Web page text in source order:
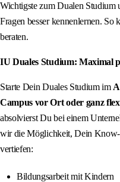
Wichtigste zum Dualen
Fragen besser kennenlernen.
beraten.
IU Duales Studium: Maximal
Starte Dein Duales Studium im
Campus vor Ort oder ganz
absolvierst Du bei einem
wir die Möglichkeit, Dein Know-
vertiefen:
Bildungsarbeit mit Kindern